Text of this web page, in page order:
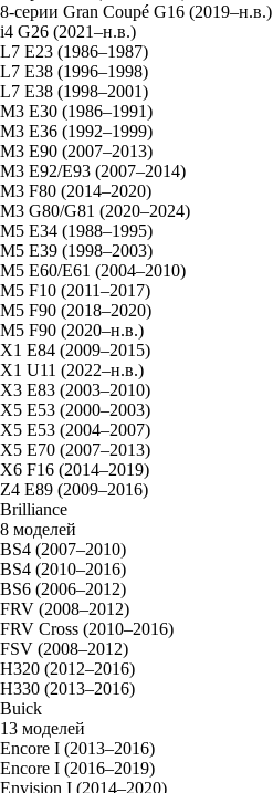
8-серии Gran Coupé G16 (2019–н.в.)
i4 G26 (2021–н.в.)
L7 E23 (1986–1987)
L7 E38 (1996–1998)
L7 E38 (1998–2001)
M3 E30 (1986–1991)
M3 E36 (1992–1999)
M3 E90 (2007–2013)
M3 E92/E93 (2007–2014)
M3 F80 (2014–2020)
M3 G80/G81 (2020–2024)
M5 E34 (1988–1995)
M5 E39 (1998–2003)
M5 E60/E61 (2004–2010)
M5 F10 (2011–2017)
M5 F90 (2018–2020)
M5 F90 (2020–н.в.)
X1 E84 (2009–2015)
X1 U11 (2022–н.в.)
X3 E83 (2003–2010)
X5 E53 (2000–2003)
X5 E53 (2004–2007)
X5 E70 (2007–2013)
X6 F16 (2014–2019)
Z4 E89 (2009–2016)
Brilliance
8 моделей
BS4 (2007–2010)
BS4 (2010–2016)
BS6 (2006–2012)
FRV (2008–2012)
FRV Cross (2010–2016)
FSV (2008–2012)
H320 (2012–2016)
H330 (2013–2016)
Buick
13 моделей
Encore I (2013–2016)
Encore I (2016–2019)
Envision I (2014–2020)